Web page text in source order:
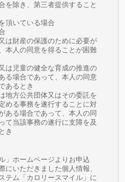
を除き、第三者提供すること
頂いている場合
は財産の保護のために必要が
本人の同意を得ることが困難
は児童の健全な育成の推進の
る場合であって、本人の同意
あるとき
地方公共団体又はその委託を
める事務を遂行することに対
ある場合であって、本人の同
て当該事務の遂行に支障を及
き
」ホームページよりお申込
にいただきました個人情報、
テム「カロリースマイル」に